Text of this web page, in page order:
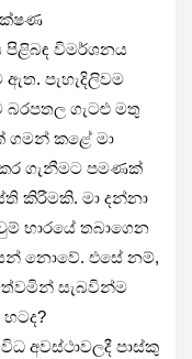
පිළිබඳ විමර්ශනය
ඇත. පැහැදිලිවම
බරපතල ගැටළු මතු
ගමන් කළේ මා
ගැනීමට පමණක්
කිරීමකි. මා දන්නා
භාරයේ තබාගෙන
නොවේ. එසේ නම්,
සැබවින්ම
අවස්ථාවලදී පාස්කු